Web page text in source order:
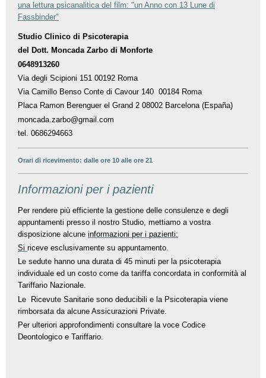
una lettura psicanalitica del film: "un Anno con 13 Lune di
Fassbinder"
Studio Clinico di Psicoterapia
del Dott. Moncada Zarbo di Monforte
0648913260
Via degli Scipioni 151 00192 Roma
Via Camillo Benso Conte di Cavour 140 00184 Roma
Placa Ramon Berenguer el Grand 2 08002 Barcelona (España)
moncada.zarbo@gmail.com
tel. 0686294663
Orari di ricevimento: dalle ore 10 alle ore 21
Informazioni per i pazienti
Per rendere più efficiente la gestione delle consulenze e degli
appuntamenti presso il nostro Studio, mettiamo a vostra
disposizione alcune informazioni per i pazienti:
Si riceve esclusivamente su appuntamento.
Le sedute hanno una durata di 45 minuti per la psicoterapia
individuale ed un costo come da tariffa concordata in conformità al
Tariffario Nazionale.
Le Ricevute Sanitarie sono deducibili e la Psicoterapia viene
rimborsata da alcune Assicurazioni Private.
Per ulteriori approfondimenti consultare la voce Codice
Deontologico e Tariffario.